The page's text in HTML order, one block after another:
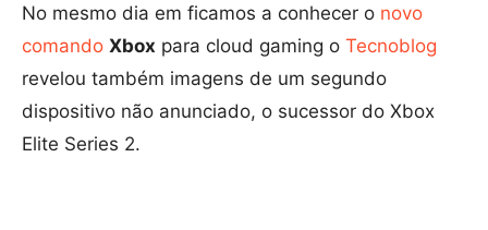
No mesmo dia em ficamos a conhecer o novo
comando Xbox para cloud gaming o Tecnoblog
revelou também imagens de um segundo
dispositivo não anunciado, o sucessor do Xbox
Elite Series 2.